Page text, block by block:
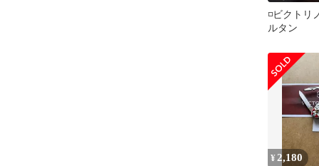
◽ビクトリ
ルタン
¥ 2,180